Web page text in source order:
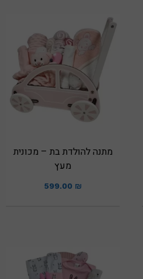
מתנה להולדת בת – מכונית
מעץ
599.00 ₪